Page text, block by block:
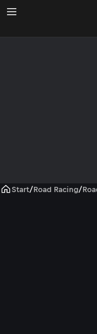
Start/Road Racing/